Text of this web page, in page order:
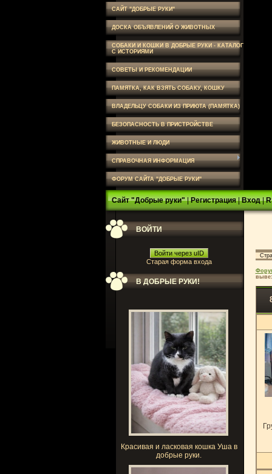
САЙТ "ДОБРЫЕ РУКИ"
ДОСКА ОБЪЯВЛЕНИЙ О ЖИВОТНЫХ
СОБАКИ И КОШКИ В ДОБРЫЕ РУКИ - КАТАЛОГ
С ИСТОРИЯМИ
СОВЕТЫ И РЕКОМЕНДАЦИИ
ПАМЯТКА, КАК ВЗЯТЬ СОБАКУ, КОШКУ
ВЛАДЕЛЬЦУ СОБАКИ ИЗ ПРИЮТА (ПАМЯТКА)
БЕЗОПАСНОСТЬ В ПРИСТРОЙСТВЕ
ЖИВОТНЫЕ И ЛЮДИ
СПРАВОЧНАЯ ИНФОРМАЦИЯ
ФОРУМ САЙТА "ДОБРЫЕ РУКИ"
Сайт "Добрые руки"|Регистрация|Вход|
ВОЙТИ
Войти через uID
Старая форма входа
В ДОБРЫЕ РУКИ!
Красивая и ласковая кошка Уша в
добрые руки.